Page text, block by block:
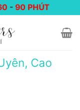
-90 PHÚT
Cao